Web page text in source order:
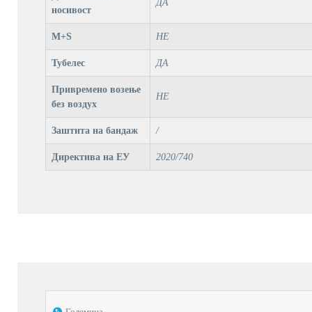
носивост
ДА
M+S НЕ
Тубелес ДА
Привремено возење
без воздух
НЕ
Заштита на бандаж /
Директива на ЕУ 2020/740